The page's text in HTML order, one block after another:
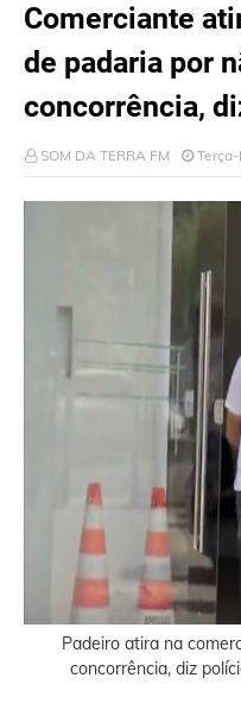
Comerciante
de padaria por
concorrência,
SOM DA TERRA FM
Padeiro atira na
concorrência, diz